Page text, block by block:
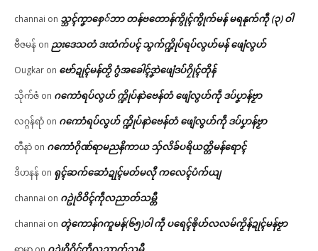
channai on သ္ဘၚ်ကၞာစှေ်ဘာ တန်ဗတောန်ကွိုၚ်ကွိုက်မန် မရနုက်ကဵု (၃) ဝါ
ဗီဇမန် on ညးဒေသတံ ဒးထံက်ပၚ် သွက်က္ဍိုပ်ရပ်လွဟ်မန် ဖျေံလွဟ်
Ougkar on ဗော်ဍုၚ်မန်တၟိ ဂွံအခေါၚ်ဒၞာဲဖျေံဒပ်ဂၠိုၚ်တိုန်
သိုက်ဇံ on ဂကောံရပ်လွဟ် က္ဍိုပ်နာဲဗေန်တံ ဖျေံလွဟ်ကဵု ဒပ်ပၞာန်ဗၟာ
လဂ္ဂန်ရာံ on ဂကောံရပ်လွဟ် က္ဍိုပ်နာဲဗေန်တံ ဖျေံလွဟ်ကဵု ဒပ်ပၞာန်ဗၟာ
တီနာဲ on ဂကောံဂိုဏ်ရာမညနိကာယ သှ်လိခ်ပရိယတ္တိမန်ရောၚ်
ဒိဟနန် on ရုၚ်ဆက်ဆောံဍုၚ်မတ်မလီု ကလေၚ်ပံက်ယျ
channai on ဂဥုဲဝိဝိၚ်ကဵုလညာတ်သမ္တီ
channai on တ္ၚဲကောန်ဂကူမန်(၆၅)ဝါ ကဵု ပရေၚ်ၜိုဟ်လလမ်ကၟိန်ဍုၚ်မန်ဗၟာ